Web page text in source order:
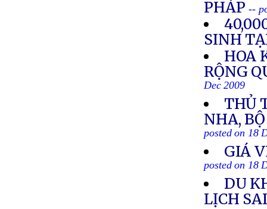
PHÁP --
SINH
HOA
RỘNG
Dec 2009
THỦ
NHA,
posted on 18
GIÁ
posted on 18
DU
LỊCH